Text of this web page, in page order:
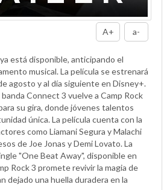
A+ a-
está disponible, anticipando el
musical. La película se estrenará
agosto y al día siguiente en Disney+.
Connect 3 vuelve a Camp Rock
su gira, donde jóvenes talentos
única. La película cuenta con la
como Liamani Segura y Malachi
de Joe Jonas y Demi Lovato. La
"One Beat Away", disponible en
Rock 3 promete revivir la magia de
dejado una huella duradera en la